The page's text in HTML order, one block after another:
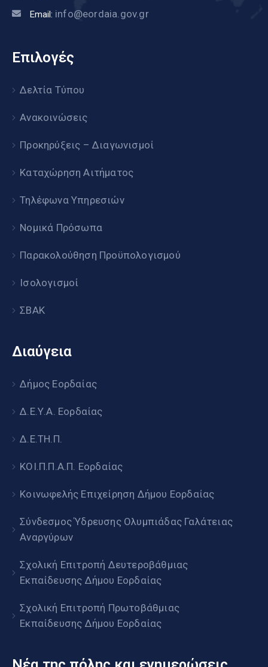
Email: info@eordaia.gov.gr
Επιλογές
Δελτία Τύπου
Ανακοινώσεις
Προκηρύξεις – Διαγωνισμοί
Καταχώρηση Αιτήματος
Τηλέφωνα Υπηρεσιών
Νομικά Πρόσωπα
Παρακολούθηση Προϋπολογισμού
Ισολογισμοί
ΣΒΑΚ
Διαύγεια
Δήμος Εορδαίας
Δ.Ε.Υ.Α. Εορδαίας
Δ.Ε.ΤΗ.Π.
ΚΟΙ.Π.Π.Α.Π. Εορδαίας
Κοινωφελής Επιχείρηση Δήμου Εορδαίας
Σύνδεσμος Ύδρευσης Ολυμπιάδας Γαλάτειας
Αναργύρων
Σχολική Επιτροπή Δευτεροβάθμιας
Εκπαίδευσης Δήμου Εορδαίας
Σχολική Επιτροπή Πρωτοβάθμιας
Εκπαίδευσης Δήμου Εορδαίας